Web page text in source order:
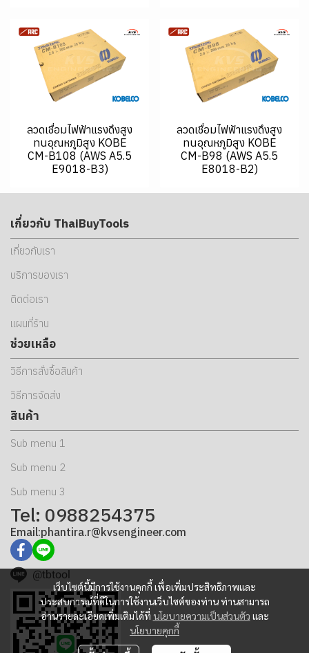
ลวดเชื่อมไฟฟ้าแรงดึงสูง
ทนอุณหภูมิสูง KOBE
CM-B108 (AWS A5.5
E9018-B3)
ลวดเชื่อมไฟฟ้าแรงดึงสูง
ทนอุณหภูมิสูง KOBE
CM-B98 (AWS A5.5
E8018-B2)
เว็บไซต์นี้มีการใช้งานคุกกี้ เพื่อเพิ่มประสิทธิภาพและ
ประสบการณ์ที่ดีในการใช้งานเว็บไซต์ของท่าน ท่านสามารถ
อ่านรายละเอียดเพิ่มเติมได้ที่ นโยบายความเป็นส่วนตัว และ
นโยบายคุกกี้
เกี่ยวกับ ThaiBuyTools
เกี่ยวกับเรา
บริการของเรา
ติดต่อเรา
แผนที่ร้าน
ช่วยเหลือ
วิธีการสั่งซื้อสินค้า
วิธีการจัดส่ง
สินค้า
Sub menu 1
Sub menu 2
Sub menu 3
Tel: 0988254375
Email:phantira.r@kvsengineer.com
@tbtool